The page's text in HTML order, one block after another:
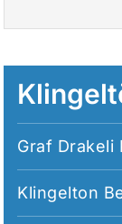
Graf Drakeli
Klingelton